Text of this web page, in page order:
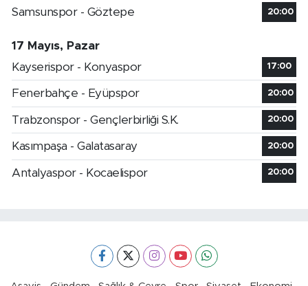
Samsunspor - Göztepe 20:00
17 Mayıs, Pazar
Kayserispor - Konyaspor
17:00
Fenerbahçe - Eyüpspor 20:00
Trabzonspor - Gençlerbirliği S.K. 20:00
Kasımpaşa - Galatasaray 20:00
Antalyaspor - Kocaelispor 20:00